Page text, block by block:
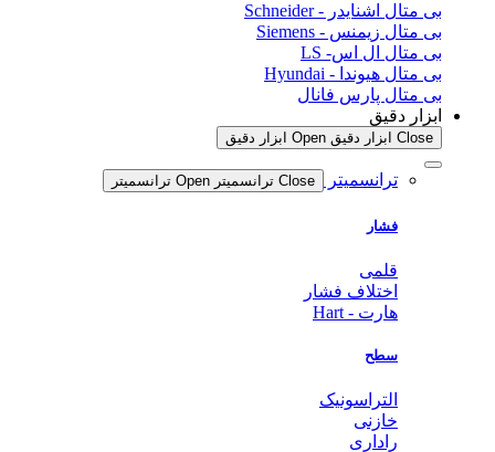
بی متال اشنایدر - Schneider
بی متال زیمنس - Siemens
بی متال ال اس- LS
بی متال هیوندا - Hyundai
بی متال پارس فانال
ابزار دقیق
Close ابزار دقیق Open ابزار دقیق
ترانسمیتر Close ترانسمیتر Open ترانسمیتر
فشار
قلمی
اختلاف فشار
هارت - Hart
سطح
التراسونیک
خازنی
راداری